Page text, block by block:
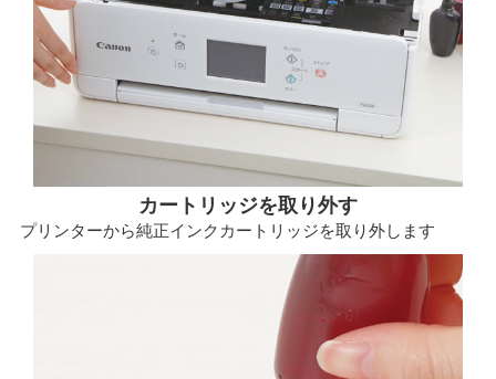
カートリッジを取り外す
プリンターから純正インクカートリッジを取り外します